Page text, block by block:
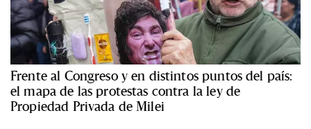
Frente al Congreso y en distintos puntos del país:
el mapa de las protestas contra la ley de
Propiedad Privada de Milei